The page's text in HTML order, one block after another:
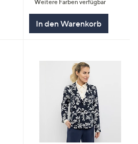
5
Weitere Farben verfügbar
In den Warenkorb